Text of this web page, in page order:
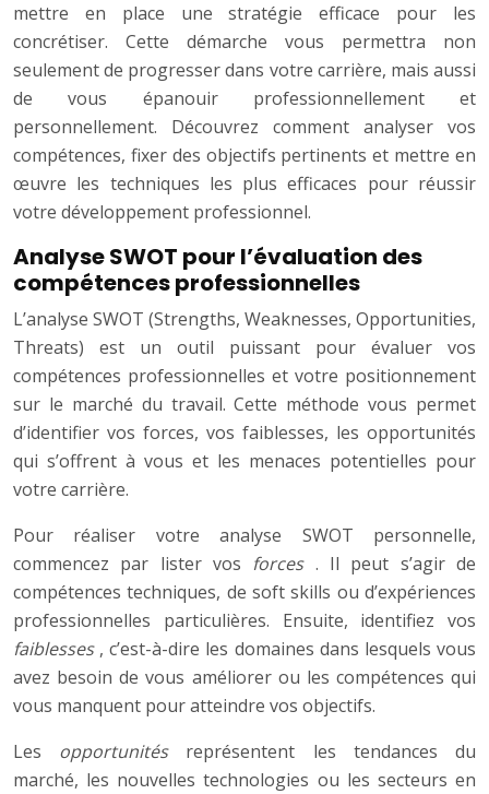
mettre en place une stratégie efficace pour les
concrétiser. Cette démarche vous permettra non
seulement de progresser dans votre carrière, mais aussi
de vous épanouir professionnellement et
personnellement. Découvrez comment analyser vos
compétences, fixer des objectifs pertinents et mettre en
œuvre les techniques les plus efficaces pour réussir
votre développement professionnel.
Analyse SWOT pour l’évaluation des
compétences professionnelles
L’analyse SWOT (Strengths, Weaknesses, Opportunities,
Threats) est un outil puissant pour évaluer vos
compétences professionnelles et votre positionnement
sur le marché du travail. Cette méthode vous permet
d’identifier vos forces, vos faiblesses, les opportunités
qui s’offrent à vous et les menaces potentielles pour
votre carrière.
Pour réaliser votre analyse SWOT personnelle,
commencez par lister vos forces . Il peut s’agir de
compétences techniques, de soft skills ou d’expériences
professionnelles particulières. Ensuite, identifiez vos
faiblesses , c’est-à-dire les domaines dans lesquels vous
avez besoin de vous améliorer ou les compétences qui
vous manquent pour atteindre vos objectifs.
Les opportunités représentent les tendances du
marché, les nouvelles technologies ou les secteurs en